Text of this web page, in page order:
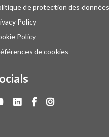
de protection des
Policy
Policy
de cookies